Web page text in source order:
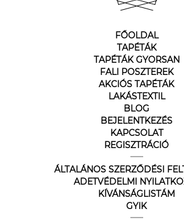
FŐOLDAL
TAPÉTÁK
TAPÉTÁK GYORSAN
FALI POSZTEREK
AKCIÓS TAPÉTÁK
LAKÁSTEXTIL
BLOG
BEJELENTKEZÉS
KAPCSOLAT
REGISZTRÁCIÓ
ÁLTALÁNOS SZERZŐDÉSI
ADETVÉDELMI
KÍVÁNSÁGLISTÁM
GYIK